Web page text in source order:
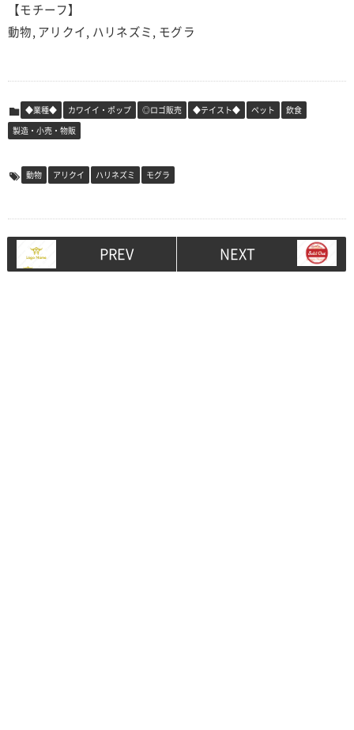
【モチーフ】
動物, アリクイ, ハリネズミ, モグラ
◆業種◆ カワイイ・ポップ ◎ロゴ販売 ◆テイスト◆ ペット
飲食
製造・小売・物販
動物 アリクイ ハリネズミ モグラ
PREV NEXT